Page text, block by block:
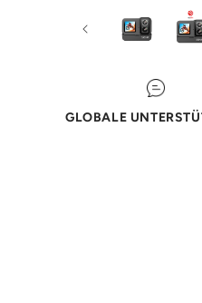
GLOBALE